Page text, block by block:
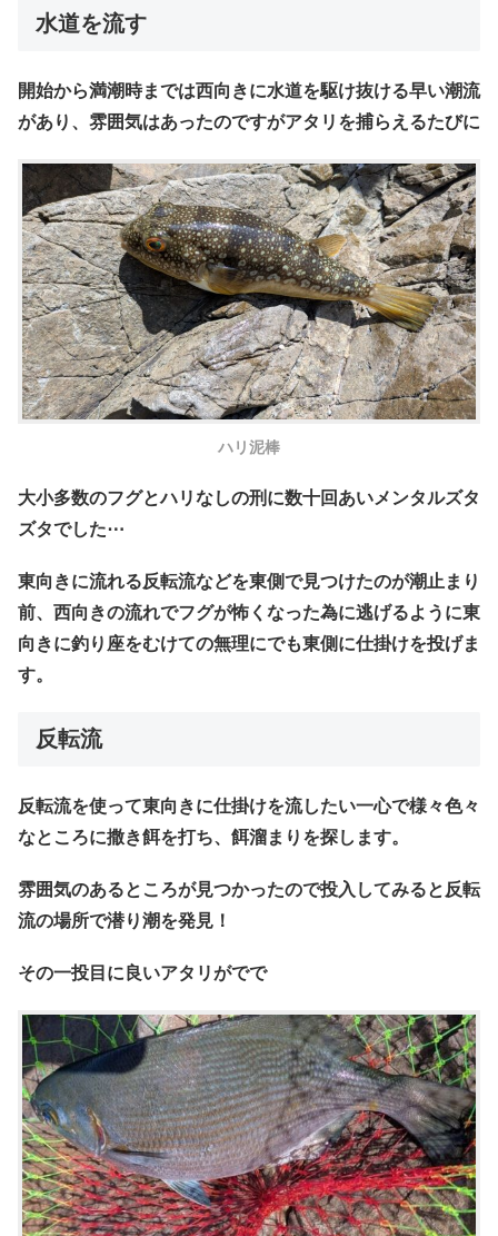
水道を流す
開始から満潮時までは西向きに水道を駆け抜ける早い潮流
があり、雰囲気はあったのですがアタリを捕らえるたびに
ハリ泥棒
大小多数のフグとハリなしの刑に数十回あいメンタルズタ
ズタでした⋯
東向きに流れる反転流などを東側で見つけたのが潮止まり
前、西向きの流れでフグが怖くなった為に逃げるように東
向きに釣り座をむけての無理にでも東側に仕掛けを投げま
す。
反転流
反転流を使って東向きに仕掛けを流したい一心で様々色々
なところに撒き餌を打ち、餌溜まりを探します。
雰囲気のあるところが見つかったので投入してみると反転
流の場所で潜り潮を発見！
その一投目に良いアタリがでで